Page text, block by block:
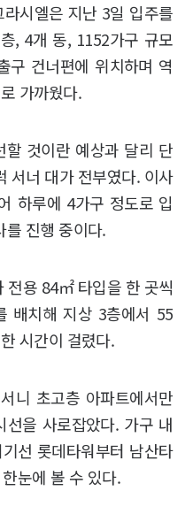
시엘은 지난 3일 입주를
, 4개 동, 1152가구 규모
구 건너편에 위치하며 역
가까웠다.
것이란 예상과 달리 단
서너 대가 전부였다. 이사
하루에 4가구 정도로 입
를 진행 중이다.
용 84㎡ 타입을 한 곳씩
배치해 지상 3층에서 55
시간이 걸렸다.
니 초고층 아파트에서만
을 사로잡았다. 가구 내
선 롯데타워부터 남산타
눈에 볼 수 있다.